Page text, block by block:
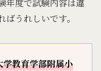
うれしいです。
教育学部附属小